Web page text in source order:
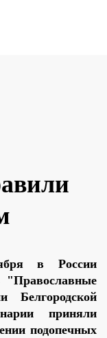
в России
"Православные
Белгородской
приняли
подопечных